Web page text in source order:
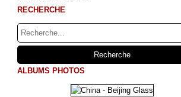
RECHERCHE
ALBUMS PHOTOS